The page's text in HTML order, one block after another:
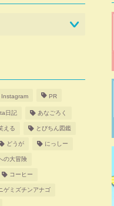
Instagram PR
日記 あなごろく
える とびちん図鑑
どうが にっしー
の大冒険
コーヒー
ゲミズチンアナゴ